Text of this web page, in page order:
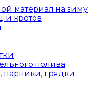
материал на зиму
и кротов
полива
парники, грядки